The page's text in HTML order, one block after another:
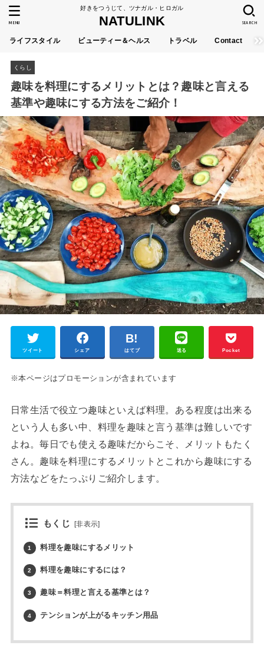
好きをつうじて、ツナガル・ヒロガル
NATULINK
ライフスタイル ビューティー＆ヘルス トラベル Contact
SEARCH
MENU
くらし
趣味を料理にするメリットとは？趣味と言える
基準や趣味にする方法をご紹介！
ツイート シェア はてブ 送る Pocket
※本ページはプロモーションが含まれています
日常生活で役立つ趣味といえば料理。ある程度は出来る
という人も多い中、料理を趣味と言う基準は難しいです
よね。毎日でも使える趣味だからこそ、メリットもたく
さん。趣味を料理にするメリットとこれから趣味にする
方法などをたっぷりご紹介します。
もくじ [非表示]
1 料理を趣味にするメリット
2 料理を趣味にするには？
3 趣味＝料理と言える基準とは？
4 テンションが上がるキッチン用品